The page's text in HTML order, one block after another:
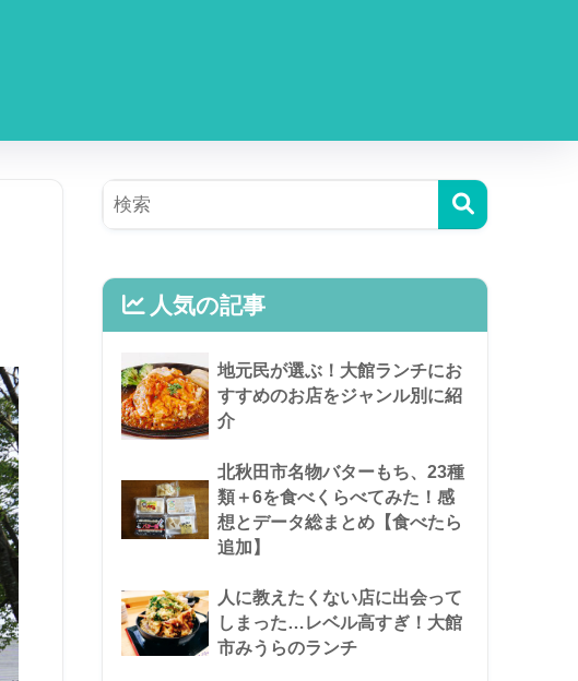
人気の記事
地元民が選ぶ！大館ランチにお
すすめのお店をジャンル別に紹
介
北秋田市名物バターもち、23種
類＋6を食べくらべてみた！感
想とデータ総まとめ【食べたら
追加】
人に教えたくない店に出会って
しまった…レベル高すぎ！大館
市みうらのランチ